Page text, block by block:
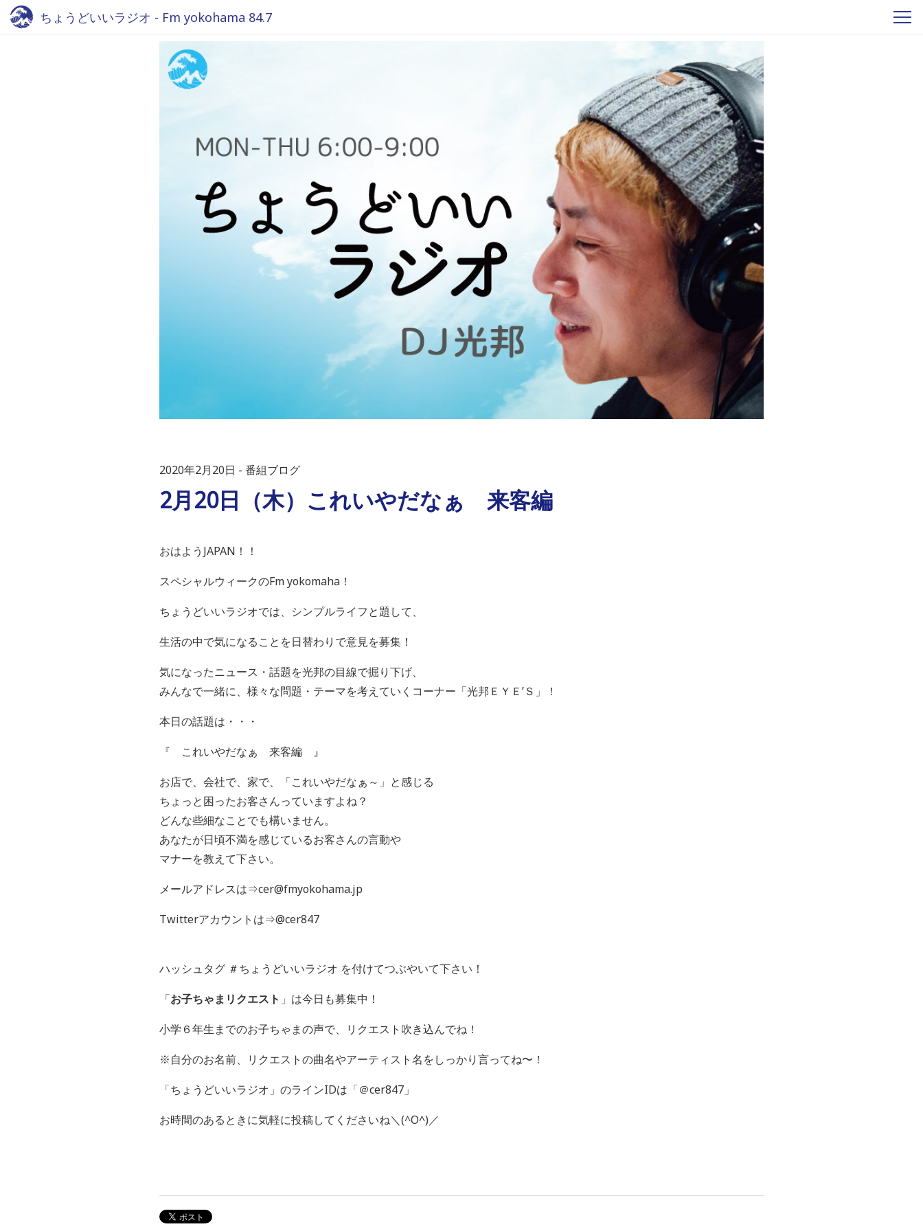
ちょうどいいラジオ - Fm yokohama 84.7
2020年2月20日 番組ブログ
2月20日（木）これいやだなぁ 来客編
おはようJAPAN！！
スペシャルウィークのFm yokomaha！
ちょうどいいラジオでは、シンプルライフと題して、
生活の中で気になることを日替わりで意見を募集！
気になったニュース・話題を光邦の目線で掘り下げ、
みんなで一緒に、様々な問題・テーマを考えていくコーナー「光邦ＥＹＥ’Ｓ」！
本日の話題は・・・
『 これいやだなぁ 来客編 』
お店で、会社で、家で、「これいやだなぁ～」と感じる
ちょっと困ったお客さんっていますよね？
どんな些細なことでも構いません。
あなたが日頃不満を感じているお客さんの言動や
マナーを教えて下さい。
メールアドレスは⇒cer@fmyokohama.jp
Twitterアカウントは⇒@cer847
ハッシュタグ ＃ちょうどいいラジオ を付けてつぶやいて下さい！
「お子ちゃまリクエスト 」は今日も募集中！
小学６年生までのお子ちゃまの声で、リクエスト吹き込んでね！
※自分のお名前、リクエストの曲名やアーティスト名をしっかり言ってね〜！
「ちょうどいいラジオ」のラインIDは「＠cer847」
お時間のあるときに気軽に投稿してくださいね＼(^O^)／